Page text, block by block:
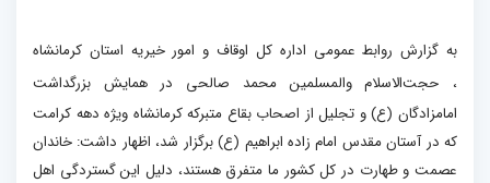
به گزارش روابط عمومی اداره کل اوقاف و امور خیریه استان کرمانشاه
،
حجت‌الاسلام والمسلمین محمد صالحی در همایش بزرگداشت
امامزادگان (ع) و تجلیل از اصحاب بقاع متبرکه کرمانشاه ویژه دهه کرامت
که در آستان مقدس امام زاده ابراهیم (ع) برگزار شد، اظهار داشت: خاندان
عصمت و طهارت در کل کشور ما متفرق هستند، دلیل این گستردگی اهل